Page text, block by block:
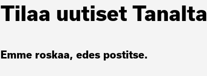
Tilaa uutiset Tanalta
Emme roskaa, edes postitse.